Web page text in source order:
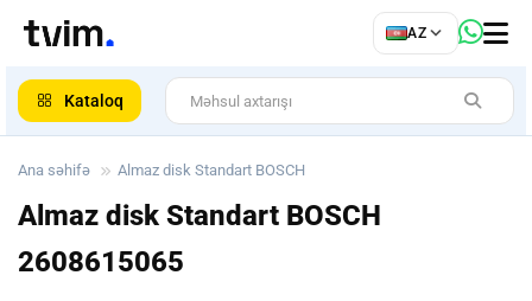
AZ
Kataloq
Ana səhifə Almaz disk Standart BOSCH
Almaz disk Standart BOSCH
2608615065